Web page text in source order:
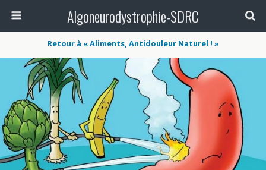
Algoneurodystrophie-SDRC
Retour à « Aliments, Antidouleur Naturel ! »